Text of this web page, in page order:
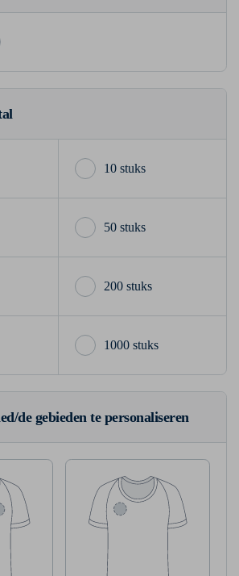
10 stuks
50 stuks
200 stuks
1000 stuks
de gebieden te personaliseren